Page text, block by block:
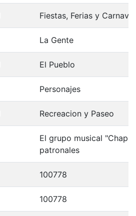
Fiestas, Ferias y
La Gente
El Pueblo
Personajes
Recreacion y Paseo
El grupo musical
patronales
100778
100778